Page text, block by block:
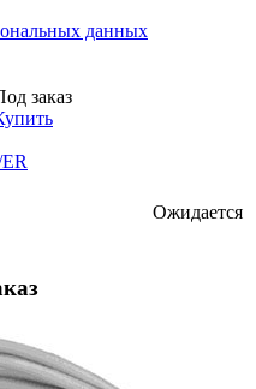
данных
заказ
Ожидается